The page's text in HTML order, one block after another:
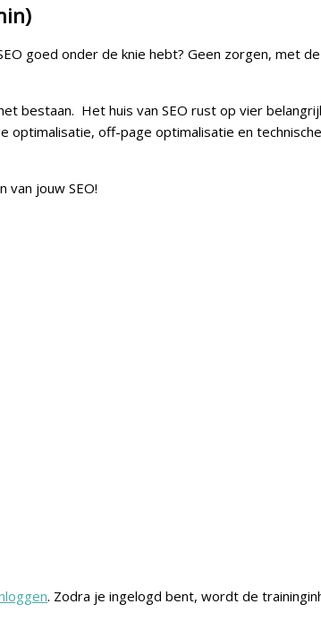
goed onder de knie hebt? Geen zorgen, met
bestaan. Het huis van SEO rust op vier
off-page optimalisatie en
van jouw SEO!
. Zodra je ingelogd bent, wordt de